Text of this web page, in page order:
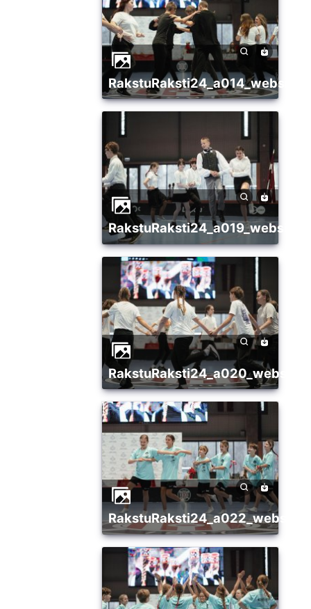
RakstuRaksti24_a014_websize
RakstuRaksti24_a019_websize
RakstuRaksti24_a020_websize
RakstuRaksti24_a022_websize